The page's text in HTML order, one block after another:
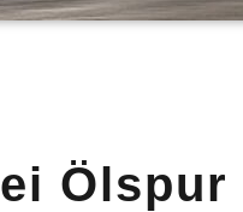
Ölspur